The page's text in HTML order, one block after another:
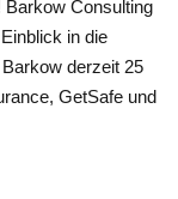
Barkow Consulting
in die
derzeit 25
GetSafe und